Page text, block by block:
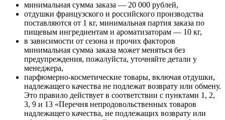
минимальная сумма заказа — 20 000 рублей,
отдушки французского и российского производства
поставляются от 1 кг, минимальная партия заказа по
пищевым ингредиентам и ароматизаторам — 10 кг,
в зависимости от сезона и прочих факторов
минимальная сумма заказа может меняться без
предупреждения, пожалуйста, уточняйте детали у
менеджера,
парфюмерно-косметические товары, включая отдушки,
надлежащего качества не подлежат возврату или обмену.
Это правило действует в соответствии с пунктами 1, 2,
3, 9 и 13 «Перечня непродовольственных товаров
надлежащего качества, не подлежащих возврату или